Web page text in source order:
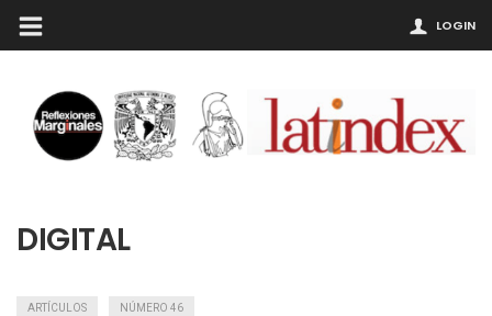
LOGIN
DIGITAL
ARTÍCULOS NÚMERO 46